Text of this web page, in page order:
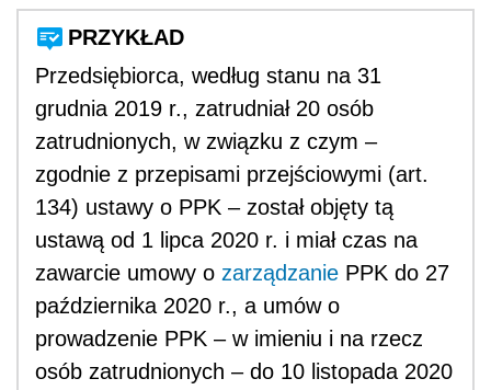
PRZYKŁAD
Przedsiębiorca, według stanu na 31
grudnia 2019 r., zatrudniał 20 osób
zatrudnionych, w związku z czym –
zgodnie z przepisami przejściowymi (art.
134) ustawy o PPK – został objęty tą
ustawą od 1 lipca 2020 r. i miał czas na
zawarcie umowy o zarządzanie PPK do 27
października 2020 r., a umów o
prowadzenie PPK – w imieniu i na rzecz
osób zatrudnionych – do 10 listopada 2020